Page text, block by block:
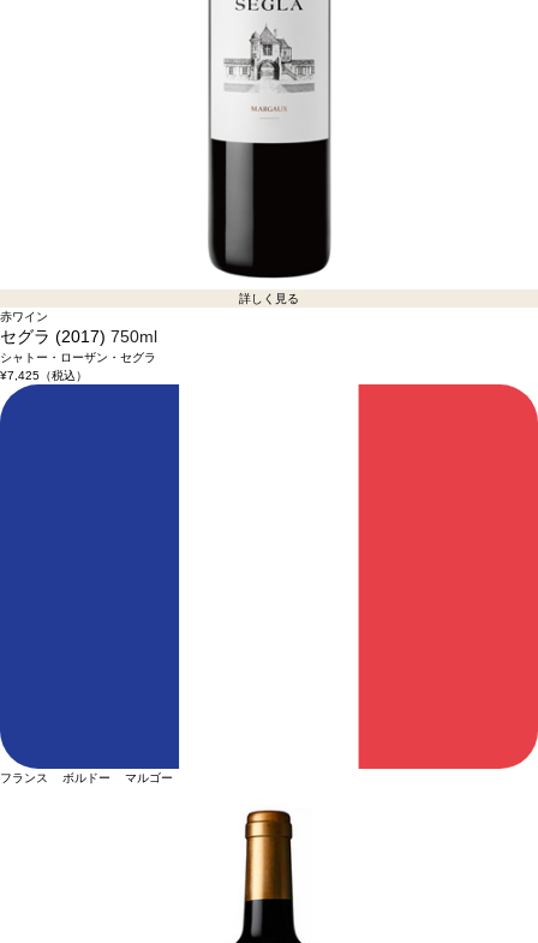
詳しく見る
赤ワイン
セグラ (2017) 750ml
シャトー・ローザン・セグラ
¥7,425（税込）
フランス ボルドー マルゴー